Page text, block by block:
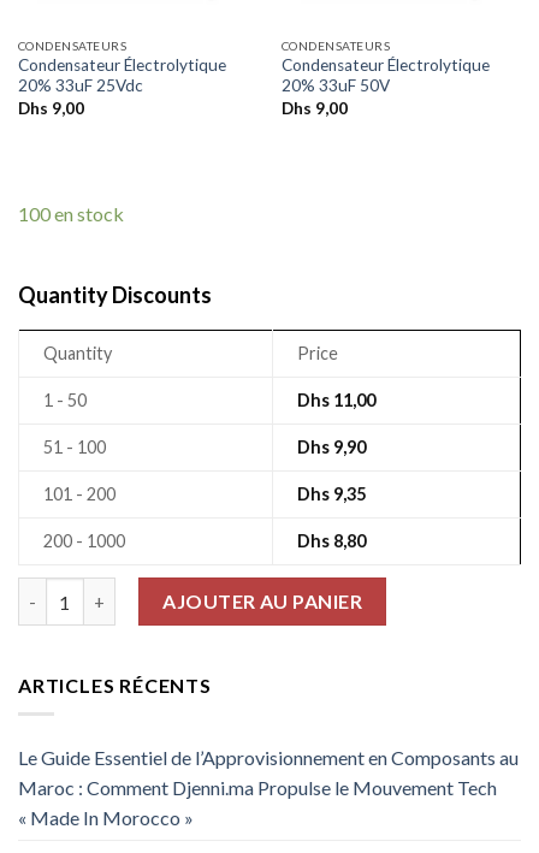
CONDENSATEURS
Condensateur Électrolytique
20% 33uF 25Vdc
Dhs 9,00
CONDENSATEURS
Condensateur Électrolytique
20% 33uF 50V
Dhs 9,00
100 en stock
Quantity Discounts
Quantity Price
1 - 50 Dhs 11,00
51 - 100 Dhs 9,90
101 - 200 Dhs 9,35
200 - 1000 Dhs 8,80
AJOUTER AU PANIER
ARTICLES RÉCENTS
Le Guide Essentiel de l’Approvisionnement en Composants au
Maroc : Comment Djenni.ma Propulse le Mouvement Tech
« Made In Morocco »